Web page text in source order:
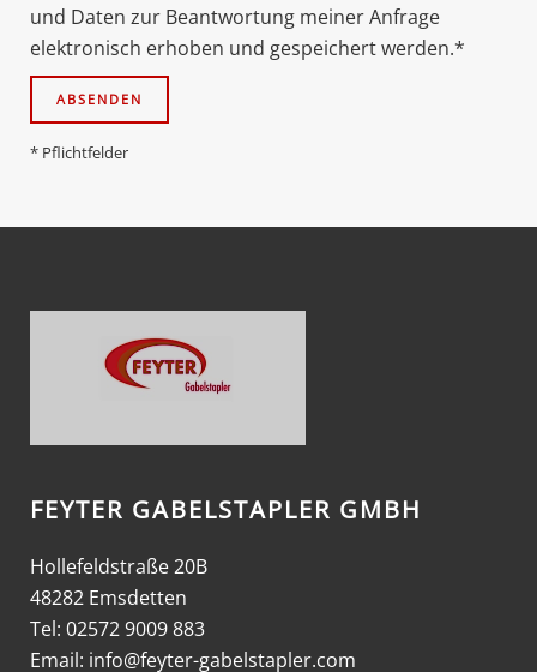
und Daten zur Beantwortung meiner Anfrage
elektronisch erhoben und gespeichert werden.*
* Pflichtfelder
FEYTER GABELSTAPLER GMBH
Hollefeldstraße 20B
48282 Emsdetten
Tel: 02572 9009 883
Email: info@feyter-gabelstapler.com